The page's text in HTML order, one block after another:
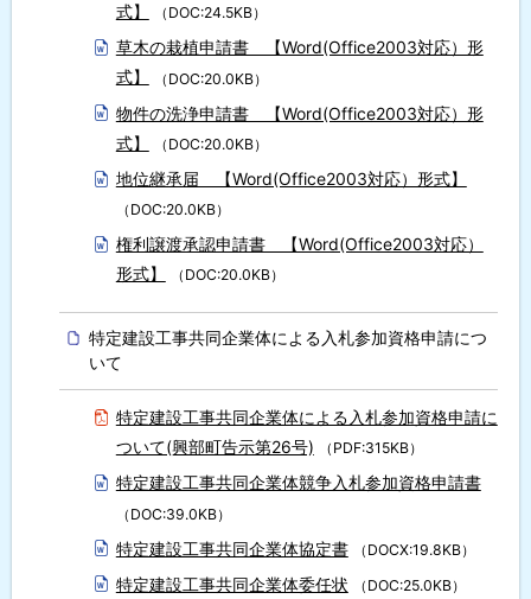
式】
（DOC:24.5KB）
草木の栽植申請書 【Word(Office2003対応）形
式】
（DOC:20.0KB）
物件の洗浄申請書 【Word(Office2003対応）形
式】
（DOC:20.0KB）
地位継承届 【Word(Office2003対応）形式】
（DOC:20.0KB）
権利譲渡承認申請書 【Word(Office2003対応）
形式】
（DOC:20.0KB）
特定建設工事共同企業体による入札参加資格申請につ
いて
特定建設工事共同企業体による入札参加資格申請に
ついて(興部町告示第26号)
（PDF:315KB）
特定建設工事共同企業体競争入札参加資格申請書
（DOC:39.0KB）
特定建設工事共同企業体協定書 （DOCX:19.8KB）
特定建設工事共同企業体委任状 （DOC:25.0KB）